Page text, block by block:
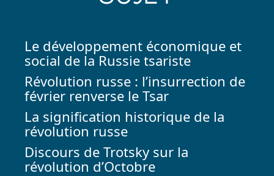
Le développement économique et
social de la Russie tsariste
Révolution russe : l’insurrection de
février renverse le Tsar
La signification historique de la
révolution russe
Discours de Trotsky sur la
révolution d’Octobre